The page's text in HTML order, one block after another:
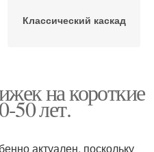
Классический каскад
на короткие
50 лет.
актуален, поскольку